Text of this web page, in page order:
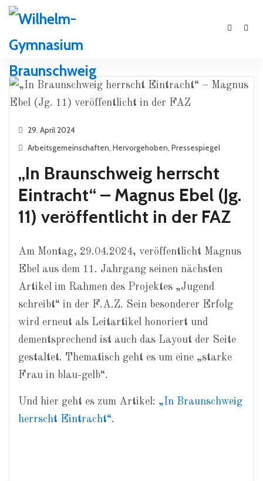
29. April 2024
Arbeitsgemeinschaften, Hervorgehoben, Pressespiegel
„In Braunschweig herrscht
Eintracht“ – Magnus Ebel (Jg.
11) veröffentlicht in der FAZ
Am Montag, 29.04.2024, veröffentlicht Magnus
Ebel aus dem 11. Jahrgang seinen nächsten
Artikel im Rahmen des Projektes „Jugend
schreibt“ in der F.A.Z. Sein besonderer Erfolg
wird erneut als Leitartikel honoriert und
dementsprechend ist auch das Layout der Seite
gestaltet. Thematisch geht es um eine „starke
Frau in blau-gelb“.
Und hier geht es zum Artikel: „In Braunschweig
herrscht Eintracht“.